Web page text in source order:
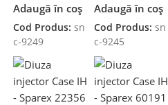
Adaugă în coș
Cod Produs: sn
c-9249
Adaugă în coș
Cod Produs: sn
c-9245